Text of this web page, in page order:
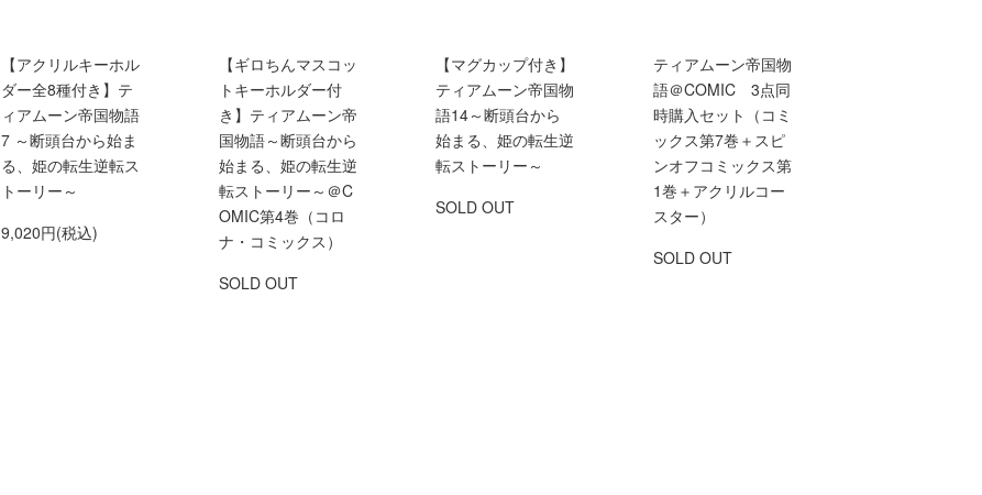
【アクリルキーホル
ダー全8種付き】テ
ィアムーン帝国物語
7 ～断頭台から始ま
る、姫の転生逆転ス
トーリー～
9,020円(税込)
【ギロちんマスコッ
トキーホルダー付
き】ティアムーン帝
国物語～断頭台から
始まる、姫の転生逆
転ストーリー～＠C
OMIC第4巻（コロ
ナ・コミックス）
SOLD OUT
【マグカップ付き】
ティアムーン帝国物
語14～断頭台から
始まる、姫の転生逆
転ストーリー～
SOLD OUT
ティアムーン帝国物
語＠COMIC 3点同
時購入セット（コミ
ックス第7巻＋スピ
ンオフコミックス第
1巻＋アクリルコー
スター）
SOLD OUT